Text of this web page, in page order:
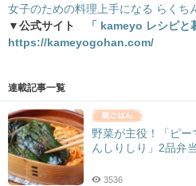
女子のための料理上手になる らくち
▼公式サイト
「 kameyo レシピ
https://kameyogohan.com/
連載記事一覧
野菜が主役！「ピ
んしりしり」2品弁当
3536